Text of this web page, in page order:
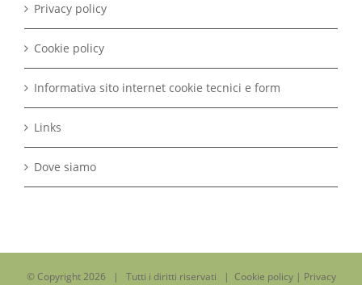
Privacy policy
Cookie policy
Informativa sito internet cookie tecnici e form
Links
Dove siamo
© Copyright2026 | Tutti i diritti riservati | Cookie policy| Privacy